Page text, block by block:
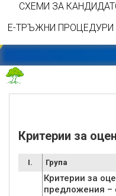
СХЕМИ ЗА
Е-ТРЪЖНИ ПРОЦЕДУРИ
Критерии за
I. Група
Критерии за
предложения –